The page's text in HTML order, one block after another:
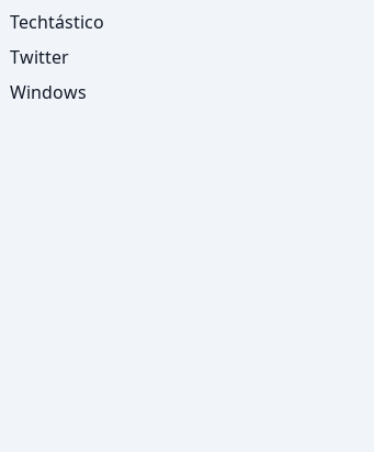
Techtástico
Twitter
Windows